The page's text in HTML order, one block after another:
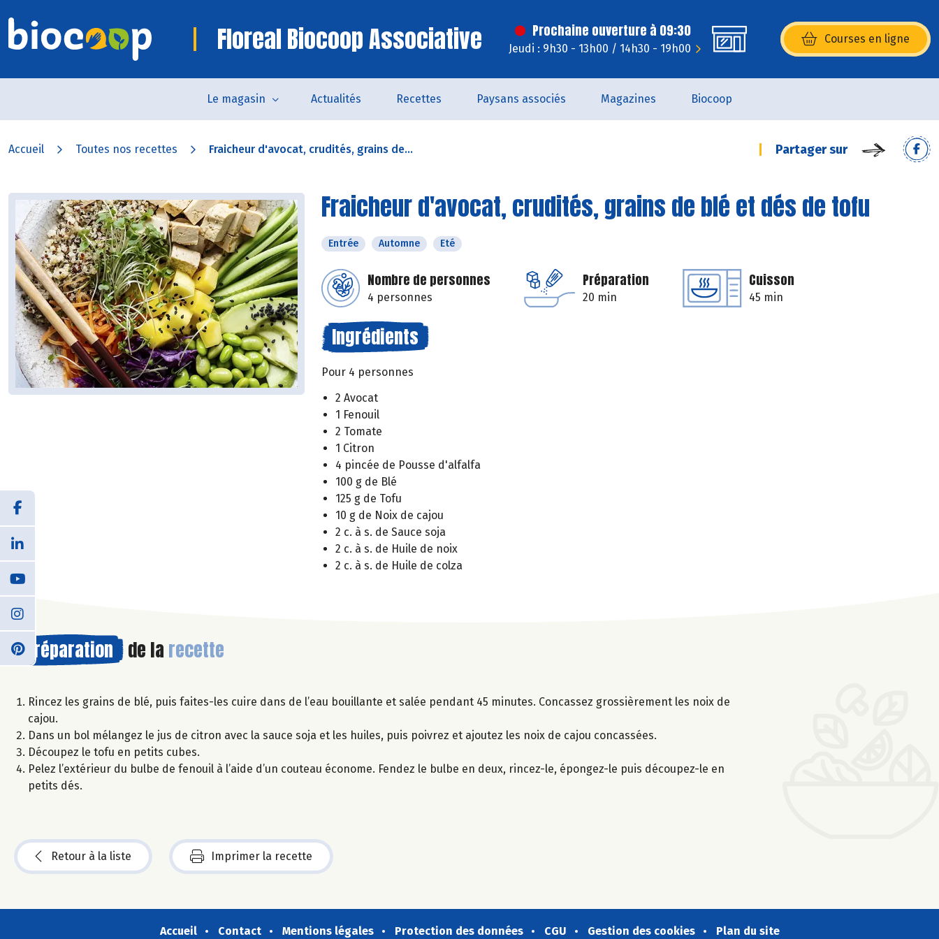
Floreal Biocoop Associative Prochaine ouverture à 09:30
Jeudi : 9h30 - 13h00 / 14h30 - 19h00
Courses en ligne
(s’ouvre dans une nouvelle
Le magasin Actualités Recettes Paysans associés Magazines Biocoop
Accueil Toutes nos recettes Fraicheur d'avocat, crudités, grains de... Partager sur
Fraicheur d'avocat, crudités, grains de blé et dés de tofu
Entrée Automne Eté
Nombre de personnes
4 personnes
Préparation
20 min
Cuisson
45 min
Ingrédients
Pour 4 personnes
2 Avocat
1 Fenouil
2 Tomate
1 Citron
4 pincée de Pousse d'alfalfa
100 g de Blé
125 g de Tofu
10 g de Noix de cajou
2 c. à s. de Sauce soja
2 c. à s. de Huile de noix
2 c. à s. de Huile de colza
Préparation de la recette
Rincez les grains de blé, puis faites-les cuire dans de l’eau bouillante et salée pendant 45 minutes. Concassez grossièrement les noix de
cajou.
Dans un bol mélangez le jus de citron avec la sauce soja et les huiles, puis poivrez et ajoutez les noix de cajou concassées.
Découpez le tofu en petits cubes.
Pelez l’extérieur du bulbe de fenouil à l’aide d’un couteau économe. Fendez le bulbe en deux, rincez-le, épongez-le puis découpez-le en
petits dés.
Retour à la liste Imprimer la recette
Accueil Contact Mentions légales Protection des données CGU Gestion des cookies Plan du site